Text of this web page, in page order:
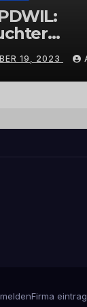
im
19, 2023
Firma